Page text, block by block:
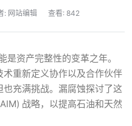
: 网站编辑 查看: 842
资产完整性的变革之年。
重新定义协作以及合作伙伴
充满挑战。漏腐蚀探讨了这
战略，以提高石油和天然